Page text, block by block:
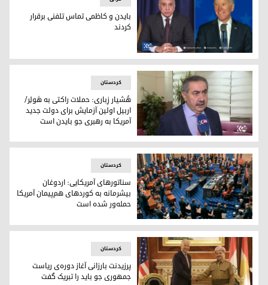
جو بایدن، رئیس جمهور آمریکا و مصطفی کاظمی، نخست وزیر
بایدن و کاظمی تماس تلفنی برقرار
کردند
هُشیار زِباری، عضو دفتر سیاسی پارت دموکرات کوردستان
کردستان
هُشیار زِباری: حملات راکتی به هَولِر/
اربیل اولین آزمایش برای دولت جدید
آمریکا به رهبری جو بایدن است
مجلس سنای آمریکا، عکس؛ AP
کردستان
سناتورهای آمریکایی: اردوغان
بیشرمانه به کوردهای هم‌پیمان آمریکا
حمله‌ور شده است
کردستان
پرزیدنت بارزانی آغاز دوره‌ی ریاست
جمهوری جو باید را تبریک گفت